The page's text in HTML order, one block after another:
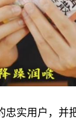
实用户，并